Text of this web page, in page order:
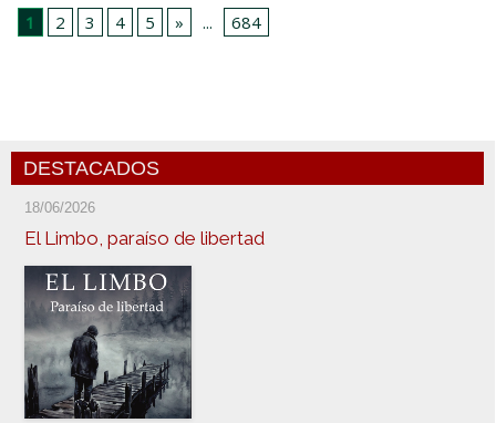
1
2 3 4 5 » ... 684
DESTACADOS
18/06/2026
El Limbo, paraíso de libertad